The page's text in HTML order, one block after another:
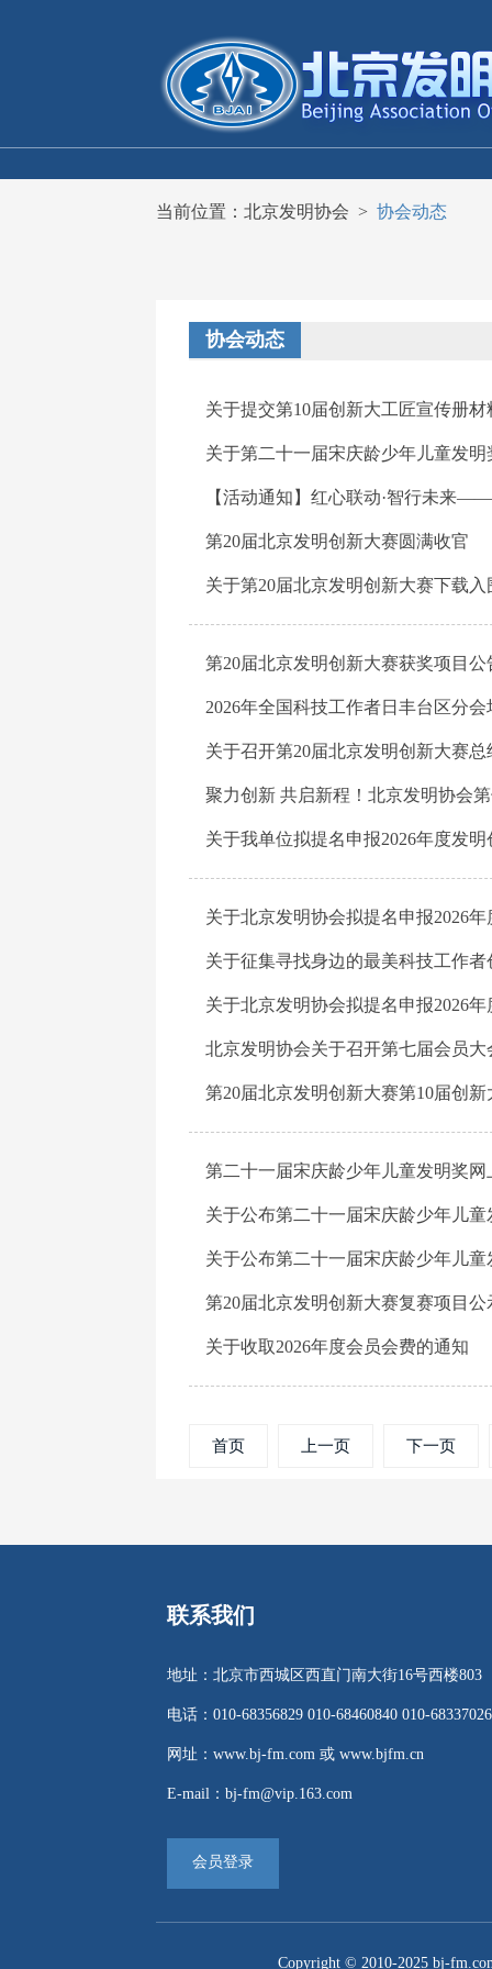
当前位置： 北京发明协会 > 协会动态
协会动态
关于提交第10届创新大工匠宣传册材
关于第二十一届宋庆龄少年儿童发
第20届北京发明创新大赛圆满收官
第20届北京发明创新大赛获奖项目公
关于召开第20届北京发明创新大赛
关于我单位拟提名申报2026年度发
关于北京发明协会拟提名申报2026
关于征集寻找身边的最美科技工作
关于北京发明协会拟提名申报2026
北京发明协会关于召开第七届会员
第20届北京发明创新大赛第10届创
第二十一届宋庆龄少年儿童发明奖网
关于公布第二十一届宋庆龄少年儿
关于公布第二十一届宋庆龄少年儿
第20届北京发明创新大赛复赛项目公
关于收取2026年度会员会费的通知
首页 上一页 下一页
联系我们
地址：北京市西城区西直门南大街16号西楼803
电话：010-68356829 010-68460840 010-68337026
网址：www.bj-fm.com 或 www.bjfm.cn
E-mail：bj-fm@vip.163.com
会员登录
Copyright © 2010-2025 bj-